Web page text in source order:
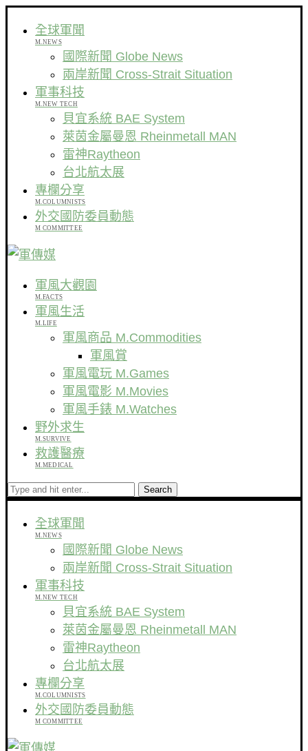
全球軍聞
M.NEWS
國際新聞 Globe News
兩岸新聞 Cross-Strait Situation
軍事科技
M.NEW TECH
貝宜系統 BAE System
萊茵金屬曼恩 Rheinmetall MAN
雷神Raytheon
台北航太展
專欄分享
M.COLUMNISTS
外交國防委員動態
M COMMITTEE
軍風大觀園
M.FACTS
軍風生活
M.LIFE
軍風商品 M.Commodities
軍風賞
軍風電玩 M.Games
軍風電影 M.Movies
軍風手錶 M.Watches
野外求生
M.SURVIVE
救護醫療
M.MEDICAL
Search
全球軍聞
M.NEWS
國際新聞 Globe News
兩岸新聞 Cross-Strait Situation
軍事科技
M.NEW TECH
貝宜系統 BAE System
萊茵金屬曼恩 Rheinmetall MAN
雷神Raytheon
台北航太展
專欄分享
M.COLUMNISTS
外交國防委員動態
M COMMITTEE